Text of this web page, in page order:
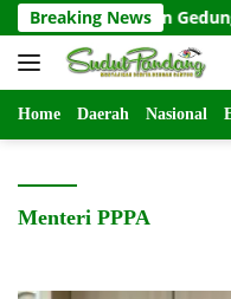
Langsung
ke
konten
Breaking News
Gedung
Home Daerah Nasional
Menteri PPPA